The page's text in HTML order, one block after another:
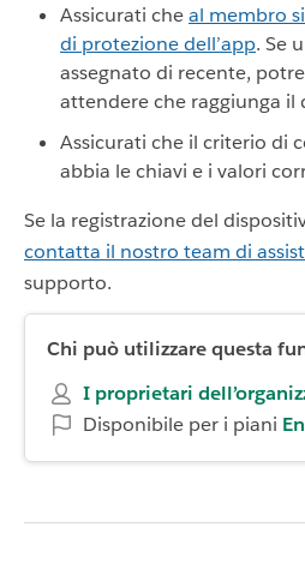
Assicurati cheal membro
di protezione dell’app. Se
assegnato di recente,
attendere che raggiunga il
Assicurati che il criterio di
abbia le chiavi e i valori
Se la registrazione del
contatta il nostro team di
supporto.
Chi può utilizzare questa
I proprietari
Disponibile per i piani